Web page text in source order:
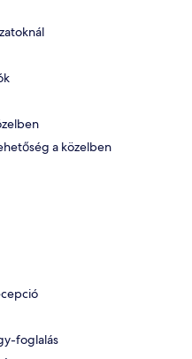
a közelben
foglalás